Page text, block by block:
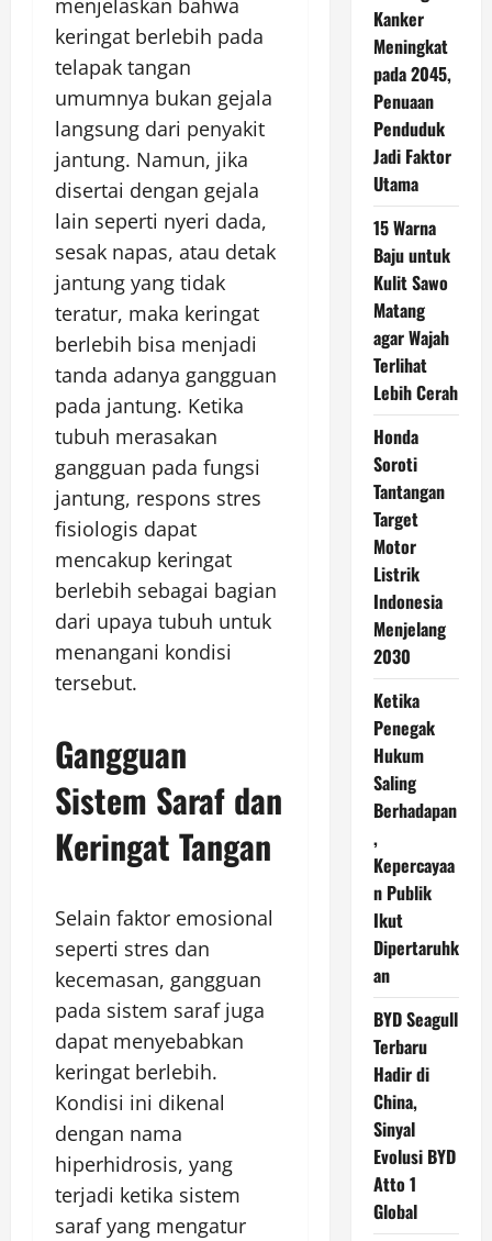
menjelaskan bahwa
keringat berlebih pada
telapak tangan
umumnya bukan gejala
langsung dari penyakit
jantung. Namun, jika
disertai dengan gejala
lain seperti nyeri dada,
sesak napas, atau detak
jantung yang tidak
teratur, maka keringat
berlebih bisa menjadi
tanda adanya gangguan
pada jantung. Ketika
tubuh merasakan
gangguan pada fungsi
jantung, respons stres
fisiologis dapat
mencakup keringat
berlebih sebagai bagian
dari upaya tubuh untuk
menangani kondisi
tersebut.
Gangguan
Sistem Saraf dan
Keringat Tangan
Selain faktor emosional
seperti stres dan
kecemasan, gangguan
pada sistem saraf juga
dapat menyebabkan
keringat berlebih.
Kondisi ini dikenal
dengan nama
hiperhidrosis, yang
terjadi ketika sistem
saraf yang mengatur
Kanker
Meningkat
pada 2045,
Penuaan
Penduduk
Jadi Faktor
Utama
15 Warna
Baju untuk
Kulit Sawo
Matang
agar Wajah
Terlihat
Lebih Cerah
Honda
Soroti
Tantangan
Target
Motor
Listrik
Indonesia
Menjelang
2030
Ketika
Penegak
Hukum
Saling
Berhadapan
,
Kepercayaa
n Publik
Ikut
Dipertaruhk
an
BYD Seagull
Terbaru
Hadir di
China,
Sinyal
Evolusi BYD
Atto 1
Global